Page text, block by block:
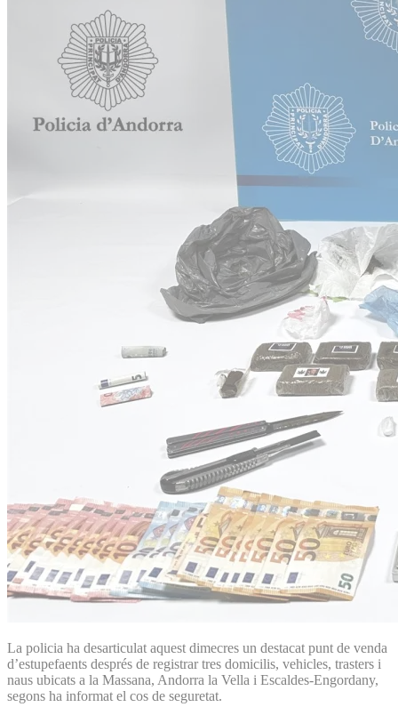
La policia ha desarticulat aquest dimecres un destacat punt de venda
d’estupefaents després de registrar tres domicilis, vehicles, trasters i
naus ubicats a la Massana, Andorra la Vella i Escaldes-Engordany,
segons ha informat el cos de seguretat.